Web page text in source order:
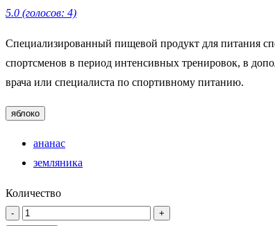
5.0 (голосов: 4)
Специализированный пищевой продукт для питания
спортсменов в период интенсивных тренировок, в
врача или специалиста по спортивному питанию.
яблоко
ананас
земляника
Количество
-
+